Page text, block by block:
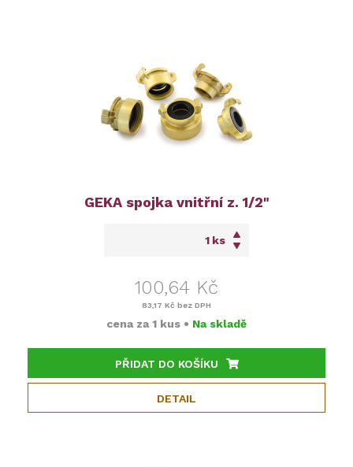
GEKA spojka vnitřní z. 1/2"
ks
100,64 Kč
83,17 Kč bez DPH
cena za 1 kus • Na skladě
PŘIDAT DO KOŠÍKU
DETAIL